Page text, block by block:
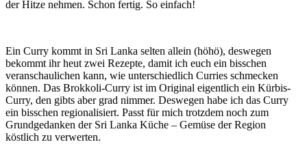
der Hitze nehmen. Schon fertig. So einfach!
Ein Curry kommt in Sri Lanka selten allein (höhö), deswegen
bekommt ihr heut zwei Rezepte, damit ich euch ein bisschen
veranschaulichen kann, wie unterschiedlich Curries schmecken
können. Das Brokkoli-Curry ist im Original eigentlich ein Kürbis-
Curry, den gibts aber grad nimmer. Deswegen habe ich das Curry
ein bisschen regionalisiert. Passt für mich trotzdem noch zum
Grundgedanken der Sri Lanka Küche – Gemüse der Region
köstlich zu verwerten.